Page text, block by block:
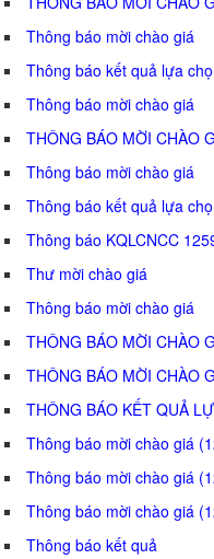
Thông báo mời chào giá
Thông báo kết quả lựa
Thông báo mời chào giá
THÔNG BÁO MỜI CHÀO
Thông báo mời chào giá
Thông báo kết quả lựa
Thông báo KQLCNCC
Thư mời chào giá
Thông báo mời chào giá
THÔNG BÁO MỜI CHÀO
THÔNG BÁO MỜI CHÀO
THÔNG BÁO KẾT QUẢ
Thông báo mời chào giá
Thông báo mời chào giá
Thông báo mời chào giá
Thông báo kết quả